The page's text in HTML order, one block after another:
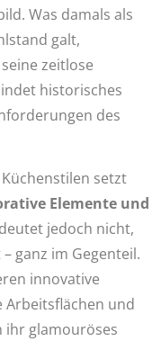
Was damals als
galt,
zeitlose
historisches
des
setzt
Elemente und
jedoch nicht,
ganz im Gegenteil.
innovative
Arbeitsflächen und
ihr glamouröses